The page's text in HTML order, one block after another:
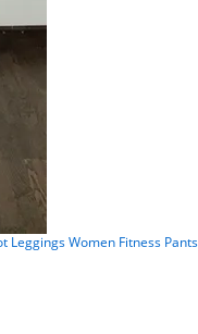
Women Fitness